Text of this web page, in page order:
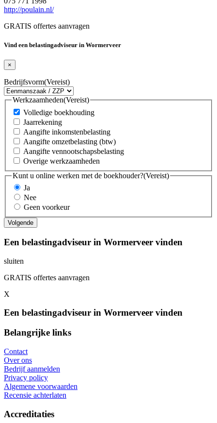
http://poulain.nl/
GRATIS offertes aanvragen
Vind een belastingadviseur in Wormerveer
×
Bedrijfsvorm(Vereist)
Werkzaamheden(Vereist)
Volledige boekhouding
Jaarrekening
Aangifte inkomstenbelasting
Aangifte omzetbelasting (btw)
Aangifte vennootschapsbelasting
Overige werkzaamheden
Kunt u online werken met de boekhouder?(Vereist)
Ja
Nee
Geen voorkeur
Een belastingadviseur in Wormerveer vinden
sluiten
GRATIS offertes aanvragen
X
Een belastingadviseur in Wormerveer vinden
Belangrijke links
Contact
Over ons
Bedrijf aanmelden
Privacy policy
Algemene voorwaarden
Recensie achterlaten
Accreditaties